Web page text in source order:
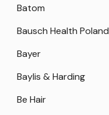
Batom
Bausch Health Poland
Bayer
Baylis & Harding
Be Hair